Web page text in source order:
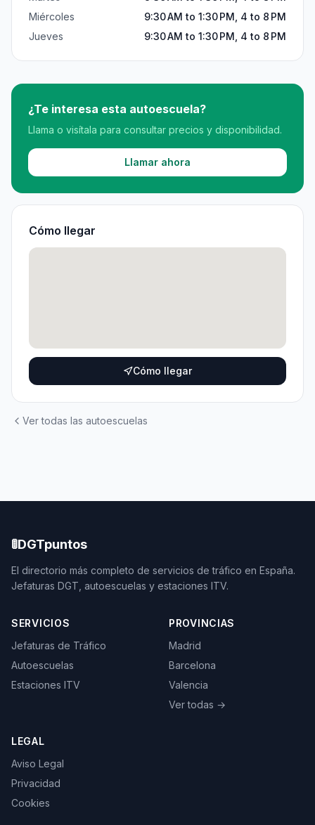
Miércoles
9:30 AM to 1:30 PM, 4 to 8 PM
Jueves
9:30 AM to 1:30 PM, 4 to 8 PM
¿Te interesa esta autoescuela?
Llama o visítala para consultar precios y disponibilidad.
Llamar ahora
Cómo llegar
Cómo llegar
Ver todas las autoescuelas
🚦DGTpuntos
El directorio más completo de servicios de tráfico en España.
Jefaturas DGT, autoescuelas y estaciones ITV.
SERVICIOS
Jefaturas de Tráfico
Autoescuelas
Estaciones ITV
PROVINCIAS
Madrid
Barcelona
Valencia
Ver todas →
LEGAL
Aviso Legal
Privacidad
Cookies